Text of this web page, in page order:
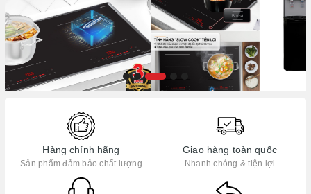
Hàng chính hãng
Sản phẩm đảm bảo chất lượng
Giao hàng toàn quốc
Nhanh chóng & tiện lợi